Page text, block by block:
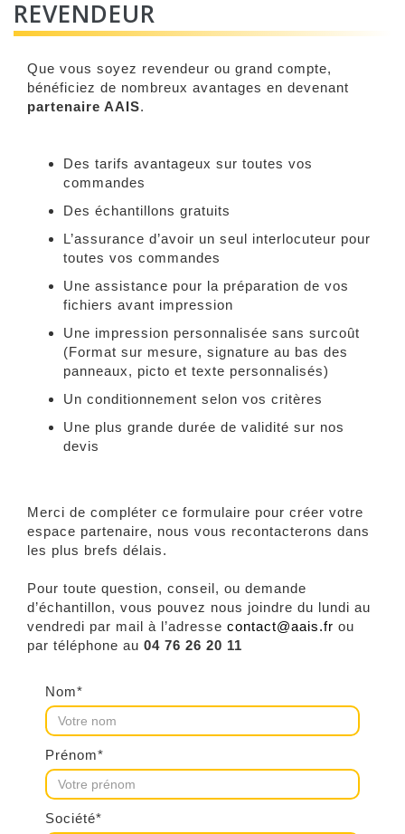
REVENDEUR
Que vous soyez revendeur ou grand compte,
bénéficiez de nombreux avantages en devenant
partenaire AAIS.
Des tarifs avantageux sur toutes vos
commandes
Des échantillons gratuits
L’assurance d’avoir un seul interlocuteur pour
toutes vos commandes
Une assistance pour la préparation de vos
fichiers avant impression
Une impression personnalisée sans surcoût
(Format sur mesure, signature au bas des
panneaux, picto et texte personnalisés)
Un conditionnement selon vos critères
Une plus grande durée de validité sur nos
devis
Merci de compléter ce formulaire pour créer votre
espace partenaire, nous vous recontacterons dans
les plus brefs délais.
Pour toute question, conseil, ou demande
d’échantillon, vous pouvez nous joindre du lundi au
vendredi par mail à l’adresse contact@aais.fr ou
par téléphone au 04 76 26 20 11
Nom*
Prénom*
Société*